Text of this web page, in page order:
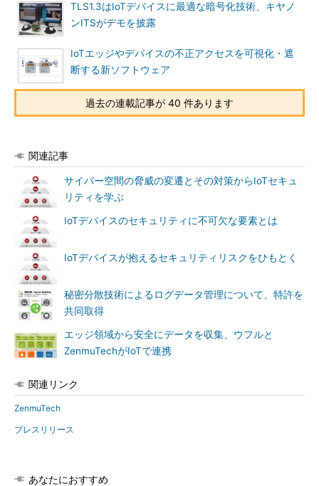
TLS1.3はIoTデバイスに最適な暗号化技術、キヤノ
ンITSがデモを披露
IoTエッジやデバイスの不正アクセスを可視化・遮
断する新ソフトウェア
過去の連載記事が 40 件あります
関連記事
サイバー空間の脅威の変遷とその対策からIoTセキュ
リティを学ぶ
IoTデバイスのセキュリティに不可欠な要素とは
IoTデバイスが抱えるセキュリティリスクをひもとく
秘密分散技術によるログデータ管理について、特許を
共同取得
エッジ領域から安全にデータを収集、ウフルと
ZenmuTechがIoTで連携
関連リンク
ZenmuTech
プレスリリース
あなたにおすすめ